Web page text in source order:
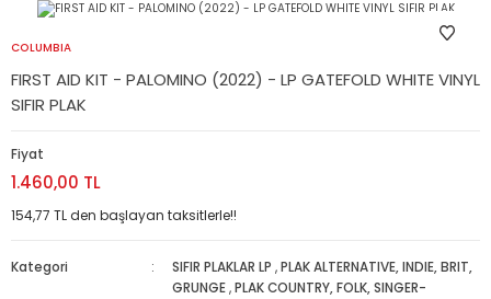
COLUMBIA
FIRST AID KIT - PALOMINO (2022) - LP GATEFOLD WHITE VINYL
SIFIR PLAK
Fiyat
1.460,00 TL
154,77 TL den başlayan taksitlerle!!
Kategori SIFIR PLAKLAR LP ,PLAK ALTERNATIVE, INDIE, BRIT,
GRUNGE ,PLAK COUNTRY, FOLK, SINGER-